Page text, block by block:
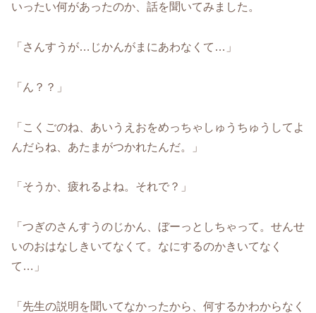
いったい何があったのか、話を聞いてみました。
「さんすうが…じかんがまにあわなくて…」
「ん？？」
「こくごのね、あいうえおをめっちゃしゅうちゅうしてよ
んだらね、あたまがつかれたんだ。」
「そうか、疲れるよね。それで？」
「つぎのさんすうのじかん、ぼーっとしちゃって。せんせ
いのおはなしきいてなくて。なにするのかきいてなく
て…」
「先生の説明を聞いてなかったから、何するかわからなく